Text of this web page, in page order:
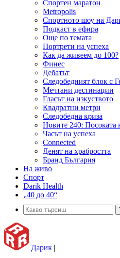
Спортен маратон
Metropolis
Спортното шоу на
Подкаст в ефира
Още по темата
Портрети на успеха
Как да живеем до 100?
Финес
Дебатът
Следобедният блок с
Мечтани дестинации
Гласът на изкуството
Квадратни метри
Следобедна криза
Новите 240: Посоката
Часът на успеха
Connected
Денят на храбростта
Бранд България
На живо
Спорт
Darik Health
„40 до 40“
Дарик |